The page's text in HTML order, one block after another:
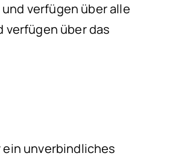
verfügen über alle
verfügen über das
unverbindliches